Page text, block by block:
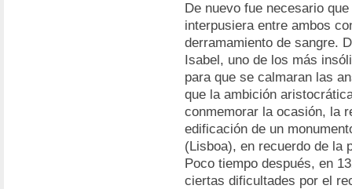
De nuevo fue necesario
interpusiera entre ambos
derramamiento de sangre.
Isabel, uno de los más
para que se calmaran las
que la ambición
conmemorar la ocasión, la
edificación de un
(Lisboa), en recuerdo de la
Poco tiempo después, en
ciertas dificultades por el